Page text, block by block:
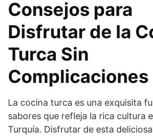
Consejos para
Disfrutar de la
Turca Sin
Complicaciones
La cocina turca es una exquisita
sabores que refleja la rica cultura
Turquía. Disfrutar de esta